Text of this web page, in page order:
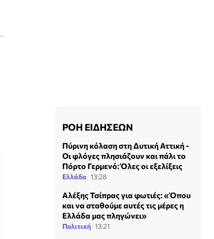
ΡΟΗ ΕΙΔΗΣΕΩΝ
Πύρινη κόλαση στη Δυτική Αττική -
Οι φλόγες πλησιάζουν και πάλι το
Πόρτο Γερμενό: Όλες οι εξελίξεις
Ελλάδα 13:28
Αλέξης Τσίπρας για φωτιές: «Όπου
και να σταθούμε αυτές τις μέρες η
Ελλάδα μας πληγώνει»
Πολιτική 13:21